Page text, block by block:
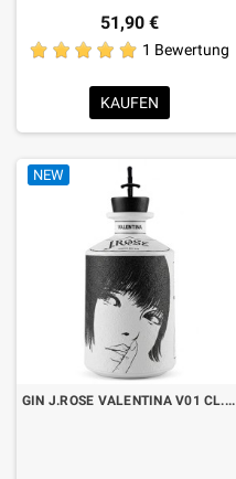
51,90 €
1 Bewertung
KAUFEN
NEW
GIN J.ROSE VALENTINA V01 CL.70